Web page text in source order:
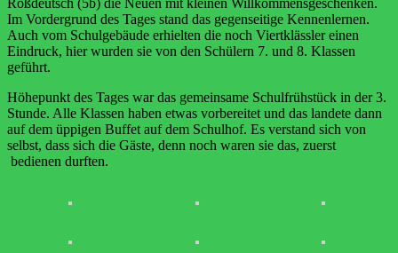
Roßdeutsch (5b) die Neuen mit kleinen Willkommensgeschenken.
Im Vordergrund des Tages stand das gegenseitige Kennenlernen.
Auch vom Schulgebäude erhielten die noch Viertklässler einen
Eindruck, hier wurden sie von den Schülern 7. und 8. Klassen
geführt.
Höhepunkt des Tages war das gemeinsame Schulfrühstück in der 3.
Stunde. Alle Klassen haben etwas vorbereitet und das landete dann
auf dem üppigen Buffet auf dem Schulhof. Es verstand sich von
selbst, dass sich die Gäste, denn noch waren sie das, zuerst
bedienen durften.